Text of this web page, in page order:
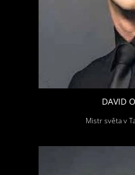
DAVID
Mistr světa v